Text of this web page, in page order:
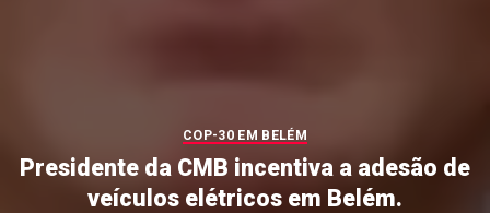
COP-30 EM BELÉM
Presidente da CMB incentiva a adesão de
veículos elétricos em Belém.